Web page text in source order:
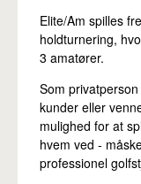
Elite/Am spilles
holdturnering,
3 amatører.
Som
kunder eller
mulighed for at
hvem ved -
professionel